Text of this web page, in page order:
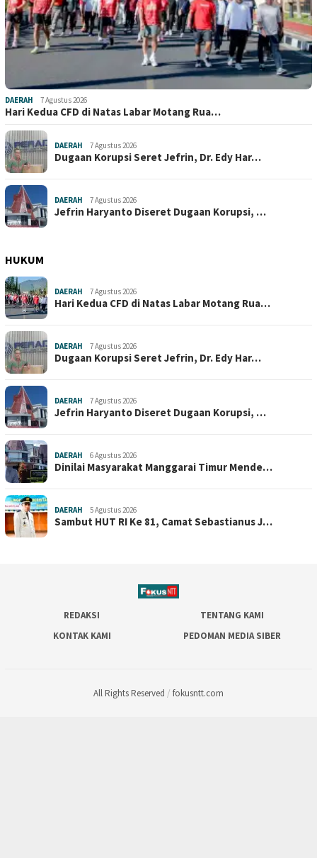
DAERAH 7 Agustus 2026
Hari Kedua CFD di Natas Labar Motang Rua…
DAERAH 7 Agustus 2026
Dugaan Korupsi Seret Jefrin, Dr. Edy Har…
DAERAH 7 Agustus 2026
Jefrin Haryanto Diseret Dugaan Korupsi, …
HUKUM
DAERAH 7 Agustus 2026
Hari Kedua CFD di Natas Labar Motang Rua…
DAERAH 7 Agustus 2026
Dugaan Korupsi Seret Jefrin, Dr. Edy Har…
DAERAH 7 Agustus 2026
Jefrin Haryanto Diseret Dugaan Korupsi, …
DAERAH 6 Agustus 2026
Dinilai Masyarakat Manggarai Timur Mende…
DAERAH 5 Agustus 2026
Sambut HUT RI Ke 81, Camat Sebastianus J…
REDAKSI
TENTANG KAMI
KONTAK KAMI
PEDOMAN MEDIA SIBER
All Rights Reserved / fokusntt.com